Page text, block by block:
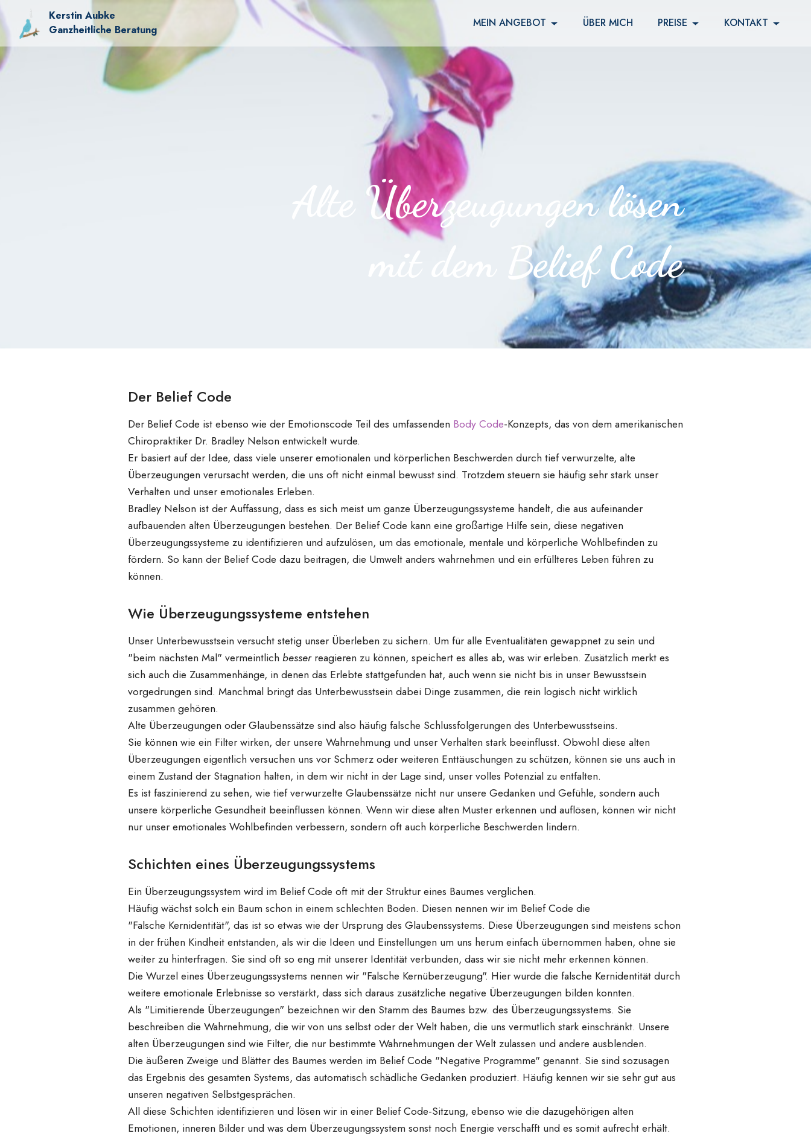
Kerstin Aubke
Ganzheitliche Beratung
MEIN ANGEBOT ÜBER MICH PREISE KONTAKT
Alte Überzeugungen lösen
mit dem Belief Code
Der Belief Code
Der Belief Code ist ebenso wie der Emotionscode Teil des umfassenden Body Code-Konzepts, das von dem amerikanischen
Chiropraktiker Dr. Bradley Nelson entwickelt wurde.
Er basiert auf der Idee, dass viele unserer emotionalen und körperlichen Beschwerden durch tief verwurzelte, alte
Überzeugungen verursacht werden, die uns oft nicht einmal bewusst sind. Trotzdem steuern sie häufig sehr stark unser
Verhalten und unser emotionales Erleben.
Bradley Nelson ist der Auffassung, dass es sich meist um ganze Überzeugungssysteme handelt, die aus aufeinander
aufbauenden alten Überzeugungen bestehen. Der Belief Code kann eine großartige Hilfe sein, diese negativen
Überzeugungssysteme zu identifizieren und aufzulösen, um das emotionale, mentale und körperliche Wohlbefinden zu
fördern. So kann der Belief Code dazu beitragen, die Umwelt anders wahrnehmen und ein erfüllteres Leben führen zu
können.
Wie Überzeugungssysteme entstehen
Unser Unterbewusstsein versucht stetig unser Überleben zu sichern. Um für alle Eventualitäten gewappnet zu sein und
"beim nächsten Mal" vermeintlichbesserreagieren zu können, speichert es alles ab, was wir erleben. Zusätzlich merkt es
sich auch die Zusammenhänge, in denen das Erlebte stattgefunden hat, auch wenn sie nicht bis in unser Bewusstsein
vorgedrungen sind. Manchmal bringt das Unterbewusstsein dabei Dinge zusammen, die rein logisch nicht wirklich
zusammen gehören.
Alte Überzeugungen oder Glaubenssätze sind also häufig falsche Schlussfolgerungen des Unterbewusstseins.
Sie können wie ein Filter wirken, der unsere Wahrnehmung und unser Verhalten stark beeinflusst. Obwohl diese alten
Überzeugungen eigentlich versuchen uns vor Schmerz oder weiteren Enttäuschungen zu schützen, können sie uns auch in
einem Zustand der Stagnation halten, in dem wir nicht in der Lage sind, unser volles Potenzial zu entfalten.
Es ist faszinierend zu sehen, wie tief verwurzelte Glaubenssätze nicht nur unsere Gedanken und Gefühle, sondern auch
unsere körperliche Gesundheit beeinflussen können. Wenn wir diese alten Muster erkennen und auflösen, können wir nicht
nur unser emotionales Wohlbefinden verbessern, sondern oft auch körperliche Beschwerden lindern.
Schichten eines Überzeugungssystems
Ein Überzeugungssystem wird im Belief Code oft mit der Struktur eines Baumes verglichen.
Häufig wächst solch ein Baum schon in einem schlechten Boden. Diesen nennen wir im Belief Code die
"Falsche Kernidentität", das ist so etwas wie der Ursprung des Glaubenssystems. Diese Überzeugungen sind meistens schon
in der frühen Kindheit entstanden, als wir die Ideen und Einstellungen um uns herum einfach übernommen haben, ohne sie
weiter zu hinterfragen. Sie sind oft so eng mit unserer Identität verbunden, dass wir sie nicht mehr erkennen können.
Die Wurzel eines Überzeugungssystems nennen wir "Falsche Kernüberzeugung". Hier wurde die falsche Kernidentität durch
weitere emotionale Erlebnisse so verstärkt, dass sich daraus zusätzliche negative Überzeugungen bilden konnten.
Als "Limitierende Überzeugungen" bezeichnen wir den Stammdes Baumes bzw. des Überzeugungssystems. Sie
beschreiben die Wahrnehmung, die wir von uns selbst oder der Welt haben, die uns vermutlich stark einschränkt. Unsere
alten Überzeugungen sind wie Filter, die nur bestimmte Wahrnehmungen der Welt zulassen und andere ausblenden.
Die äußeren Zweige und Blätter des Baumes werden im Belief Code "Negative Programme" genannt. Sie sind sozusagen
das Ergebnis des gesamten Systems, das automatisch schädliche Gedanken produziert. Häufig kennen wir sie sehr gut aus
unseren negativen Selbstgesprächen.
All diese Schichten identifizieren und lösen wir in einer Belief Code-Sitzung, ebenso wie die dazugehörigen alten
Emotionen, inneren Bilder und was dem Überzeugungssystem sonst noch Energie verschafft und es somit aufrecht erhält.